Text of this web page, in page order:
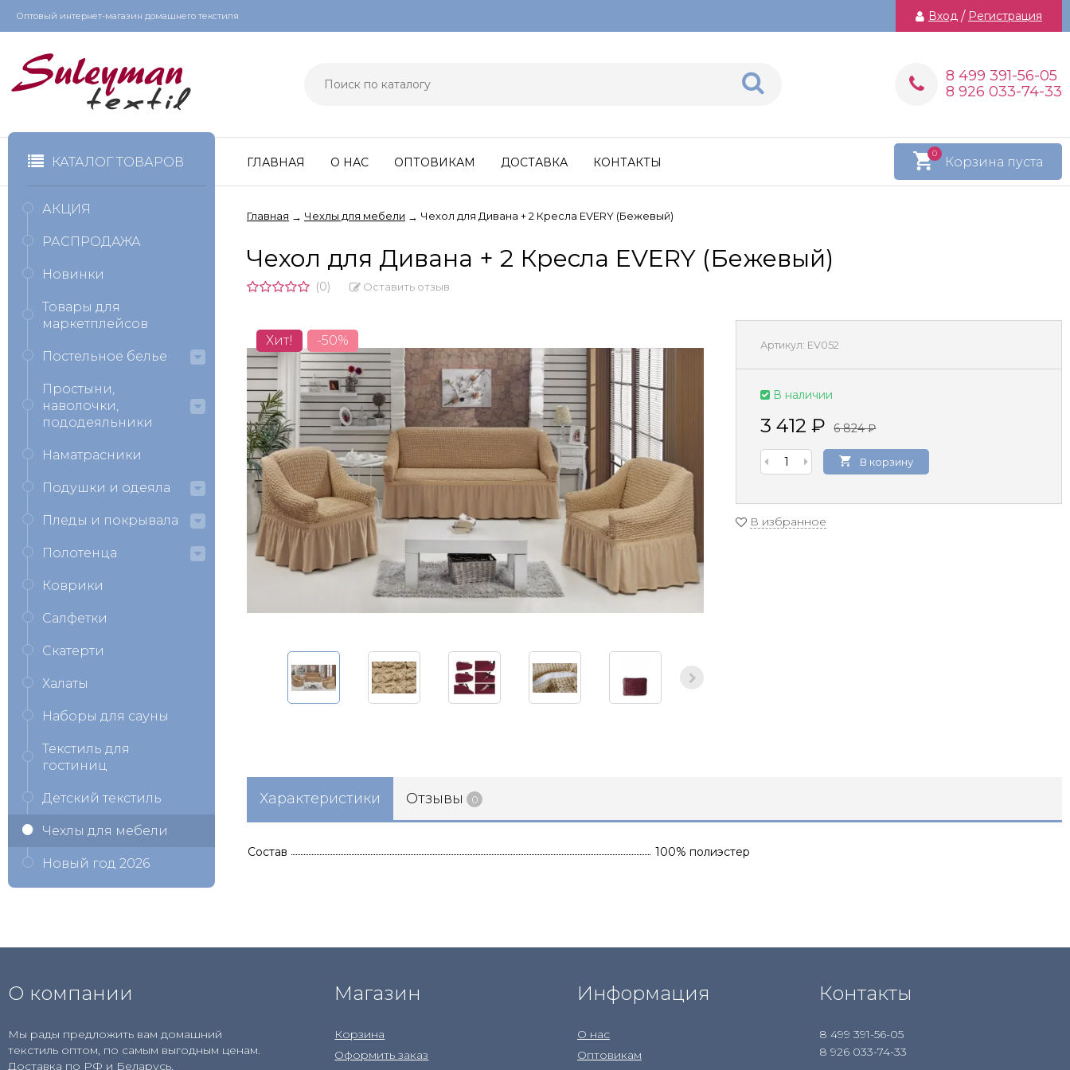
Оптовый интернет-магазин домашнего текстиля Вход / Регистрация
8 499 391-56-05
8 926 033-74-33
КАТАЛОГ ТОВАРОВ Корзина пуста
0
ГЛАВНАЯ О НАС ОПТОВИКАМ ДОСТАВКА КОНТАКТЫ
Главная → Чехлы для мебели → Чехол для Дивана + 2 Кресла EVERY (Бежевый)
Чехол для Дивана + 2 Кресла EVERY (Бежевый)
(0) Оставить отзыв
Хит! -50% Артикул: EV052
В наличии
3 412₽ 6 824₽
В корзину
В избранное
Характеристики Отзывы 0
Состав 100% полиэстер
АКЦИЯ
РАСПРОДАЖА
Новинки
Товары для
маркетплейсов
Постельное белье
Простыни,
наволочки,
пододеяльники
Наматрасники
Подушки и одеяла
Пледы и покрывала
Полотенца
Коврики
Салфетки
Скатерти
Халаты
Наборы для сауны
Текстиль для
гостиниц
Детский текстиль
Чехлы для мебели
Новый год 2026
О компании
Мы рады предложить вам домашний
текстиль оптом, по самым выгодным ценам.
Доставка по РФ и Беларусь.
Магазин
Корзина
Оформить заказ
Информация
О нас
Оптовикам
Контакты
8 499 391-56-05
8 926 033-74-33